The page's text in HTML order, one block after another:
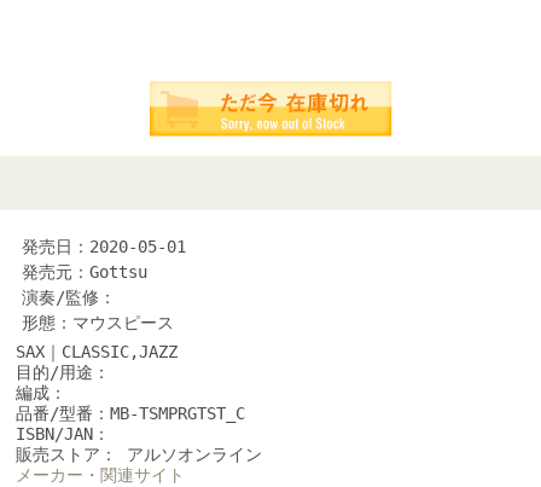
発売日：2020-05-01
発売元：Gottsu
演奏/監修：
形態：マウスピース
SAX｜CLASSIC,JAZZ
目的/用途：
編成：
品番/型番：MB-TSMPRGTST_C
ISBN/JAN：
販売ストア： アルソオンライン
メーカー・関連サイト